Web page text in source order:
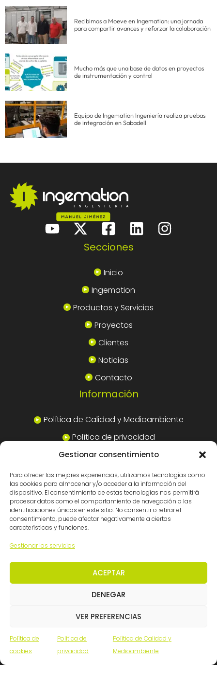
Gestionar consentimiento
Para ofrecer las mejores experiencias, utilizamos tecnologías como
las cookies para almacenar y/o acceder a la información del
dispositivo. El consentimiento de estas tecnologías nos permitirá
procesar datos como el comportamiento de navegación o las
identificaciones únicas en este sitio. No consentir o retirar el
consentimiento, puede afectar negativamente a ciertas
características y funciones.
Gestionar los servicios
ACEPTAR
DENEGAR
VER PREFERENCIAS
Política de
cookies
Política de
privacidad
Política de Calidad y
Medioambiente
Recibimos a Moeve en Ingemation: una jornada
para compartir avances y reforzar la colaboración
Mucho más que una base de datos en proyectos
de instrumentación y control
Equipo de Ingemation Ingeniería realiza pruebas
de integración en Sabadell
Secciones
Inicio
Ingemation
Productos y Servicios
Proyectos
Clientes
Noticias
Contacto
Información
Política de Calidad y Medioambiente
Política de privacidad
Política de cookies
Mapa del sitio
Contacto
Cádiz: (34) 956 261363
Madrid: (34) 914 341140
Canal ético y de denuncias
Certificaciones